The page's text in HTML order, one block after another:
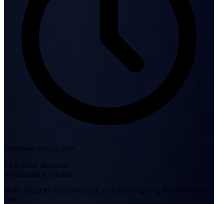
Oppdatert februar 2026
Få de beste tilbudene
fra elektrikere i Molde
Motta tilbud fra kvalitetssikrede elektrikere og velg den som passer
best.